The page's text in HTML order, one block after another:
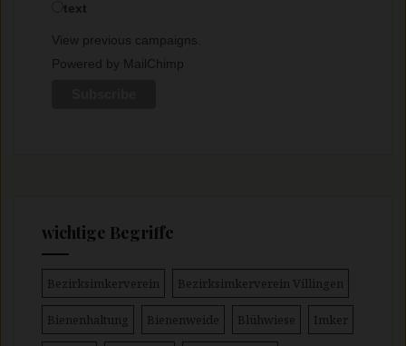
text
View previous campaigns.
Powered by MailChimp
wichtige Begriffe
Bezirksimkerverein Bezirksimkerverein Villingen
Bienenhaltung Bienenweide Blühwiese Imker